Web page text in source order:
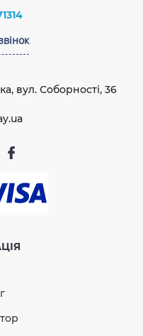
Стійкий
10 років
Сертифіковано
ліва
біла
вул. Соборності, 36